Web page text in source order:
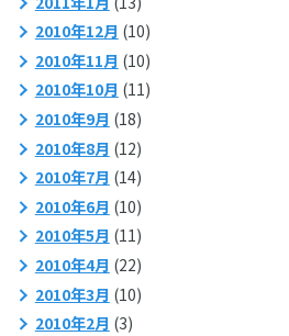
2010年12月 (10)
2010年11月 (10)
2010年10月 (11)
2010年9月 (18)
2010年8月 (12)
2010年7月 (14)
2010年6月 (10)
2010年5月 (11)
2010年4月 (22)
2010年3月 (10)
2010年2月 (3)